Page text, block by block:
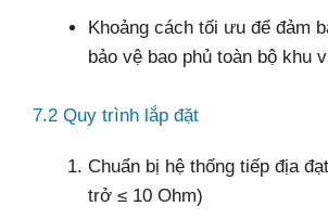
Khoảng cách tối ưu để đảm
bảo vệ bao phủ toàn bộ khu
7.2 Quy trình lắp đặt
Chuẩn bị hệ thống tiếp địa
trở ≤ 10 Ohm)